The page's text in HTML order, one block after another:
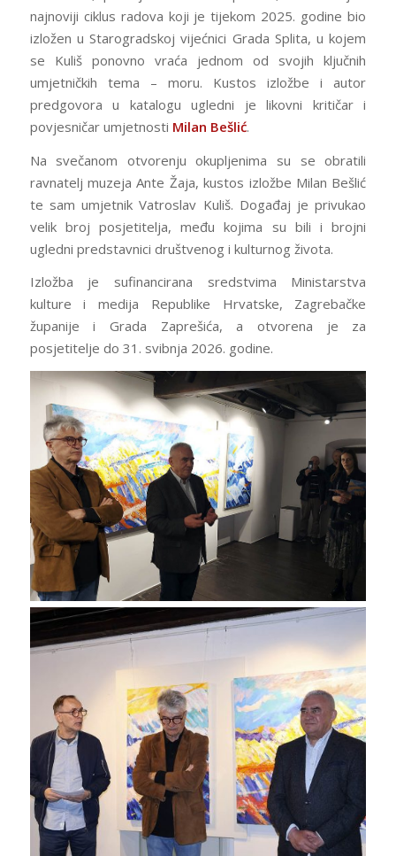
najnoviji ciklus radova koji je tijekom 2025. godine bio
izložen u Starogradskoj vijećnici Grada Splita, u kojem
se Kuliš ponovno vraća jednom od svojih ključnih
umjetničkih tema – moru. Kustos izložbe i autor
predgovora u katalogu ugledni je likovni kritičar i
povjesničar umjetnosti Milan Bešlić.
Na svečanom otvorenju okupljenima su se obratili
ravnatelj muzeja Ante Žaja, kustos izložbe Milan Bešlić
te sam umjetnik Vatroslav Kuliš. Događaj je privukao
velik broj posjetitelja, među kojima su bili i brojni
ugledni predstavnici društvenog i kulturnog života.
Izložba je sufinancirana sredstvima Ministarstva
kulture i medija Republike Hrvatske, Zagrebačke
županije i Grada Zaprešića, a otvorena je za
posjetitelje do 31. svibnja 2026. godine.